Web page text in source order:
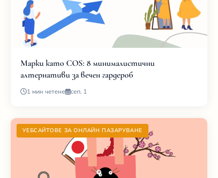
Марки като COS: 8 минималистични
алтернативи за вечен гардероб
1 мин четене сеп. 1
УЕБСАЙТОВЕ ЗА ОНЛАЙН ПАЗАРУВАНЕ